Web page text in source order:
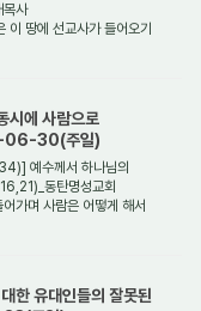
목사
땅에 선교사가 들어오기
시에 사람으로
06-30(주일)
예수께서 하나님의
동탄명성교회
며 사람은 어떻게 해서
한 유대인들의 잘못된